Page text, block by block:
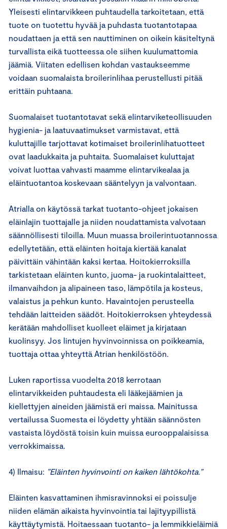
Yleisesti elintarvikkeen puhtaudella tarkoitetaan, että
tuote on tuotettu hyvää ja puhdasta tuotantotapaa
noudattaen ja että sen nauttiminen on oikein käsiteltynä
turvallista eikä tuotteessa ole siihen kuulumattomia
jäämiä. Viitaten edellisen kohdan vastaukseemme
voidaan suomalaista broilerinlihaa perustellusti pitää
erittäin puhtaana.
Suomalaiset tuotantotavat sekä elintarviketeollisuuden
hygienia- ja laatuvaatimukset varmistavat, että
kuluttajille tarjottavat kotimaiset broilerinlihatuotteet
ovat laadukkaita ja puhtaita. Suomalaiset kuluttajat
voivat luottaa vahvasti maamme elintarvikealaa ja
eläintuotantoa koskevaan sääntelyyn ja valvontaan.
Atrialla on käytössä tarkat tuotanto-ohjeet jokaisen
eläinlajin tuottajalle ja niiden noudattamista valvotaan
säännöllisesti tiloilla. Muun muassa broilerintuotannossa
edellytetään, että eläinten hoitaja kiertää kanalat
päivittäin vähintään kaksi kertaa. Hoitokierroksilla
tarkistetaan eläinten kunto, juoma- ja ruokintalaitteet,
ilmanvaihdon ja alipaineen taso, lämpötila ja kosteus,
valaistus ja pehkun kunto. Havaintojen perusteella
tehdään laitteiden säädöt. Hoitokierroksen yhteydessä
kerätään mahdolliset kuolleet eläimet ja kirjataan
kuolinsyy. Jos lintujen hyvinvoinnissa on poikkeamia,
tuottaja ottaa yhteyttä Atrian henkilöstöön.
Luken raportissa vuodelta 2018 kerrotaan
elintarvikkeiden puhtaudesta eli lääkejäämien ja
kiellettyjen aineiden jäämistä eri maissa. Mainitussa
vertailussa Suomesta ei löydetty yhtään säännösten
vastaista löydöstä toisin kuin muissa eurooppalaisissa
verrokkimaissa.
4) Ilmaisu: ”Eläinten hyvinvointi on kaiken lähtökohta.”
Eläinten kasvattaminen ihmisravinnoksi ei poissulje
niiden elämän aikaista hyvinvointia tai lajityypillistä
käyttäytymistä. Hoitaessaan tuotanto- ja lemmikkieläimiä